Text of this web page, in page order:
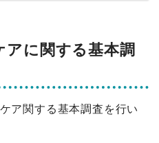
に関する基本調
ア関する基本調査を行い